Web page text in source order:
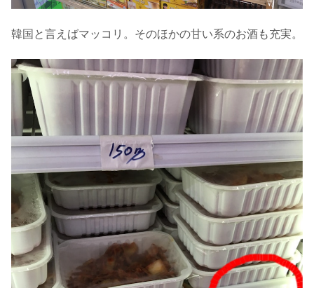
韓国と言えばマッコリ。そのほかの甘い系のお酒も充実。